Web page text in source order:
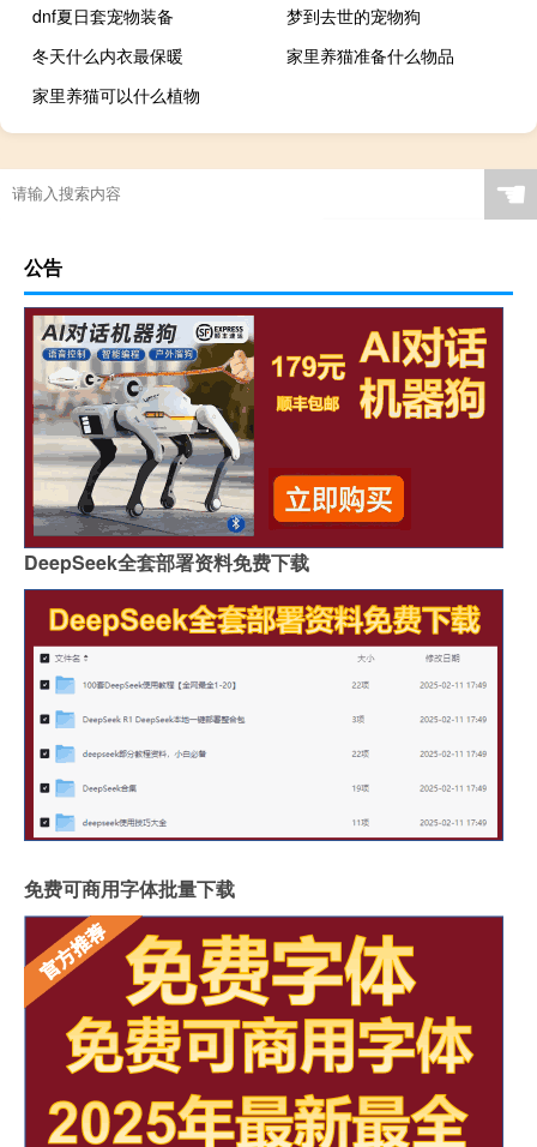
dnf夏日套宠物装备
梦到去世的宠物狗
冬天什么内衣最保暖
家里养猫准备什么物品
家里养猫可以什么植物
☚
公告
DeepSeek全套部署资料免费下载
免费可商用字体批量下载